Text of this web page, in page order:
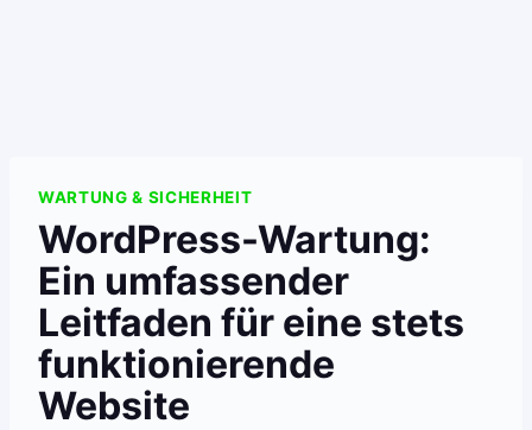
WARTUNG & SICHERHEIT
WordPress-Wartung:
Ein umfassender
Leitfaden für eine stets
funktionierende
Website